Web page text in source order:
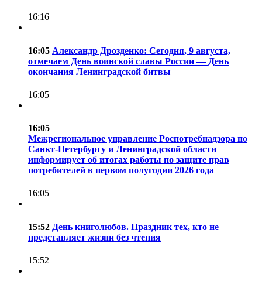
16:16
16:05 Александр Дрозденко: Сегодня, 9 августа,
отмечаем День воинской славы России — День
окончания Ленинградской битвы
16:05
16:05
Межрегиональное управление Роспотребнадзора по
Санкт-Петербургу и Ленинградской области
информирует об итогах работы по защите прав
потребителей в первом полугодии 2026 года
16:05
15:52 День книголюбов. Праздник тех, кто не
представляет жизни без чтения
15:52